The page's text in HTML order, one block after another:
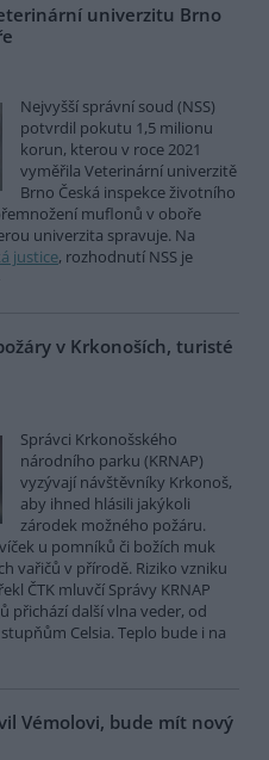
univerzitu Brno
Nejvyšší správní soud (NSS)
potvrdil pokutu 1,5 milionu
korun, kterou v roce 2021
vyměřila Veterinární univerzitě
Brno Česká inspekce životního
muflonů v oboře
univerzita spravuje. Na
justice, rozhodnutí NSS je
v Krkonoších, turisté
Správci Krkonošského
národního parku (KRNAP)
vyzývají návštěvníky Krkonoš,
aby ihned hlásili jakýkoli
zárodek možného požáru.
u pomníků či božích muk
vařičů v přírodě. Riziko vzniku
ČTK mluvčí Správy KRNAP
přichází další vlna veder, od
Celsia. Teplo bude i na
Vémolovi, bude mít nový